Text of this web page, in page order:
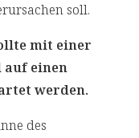
soll.
mit einer
auf einen
werden.
des